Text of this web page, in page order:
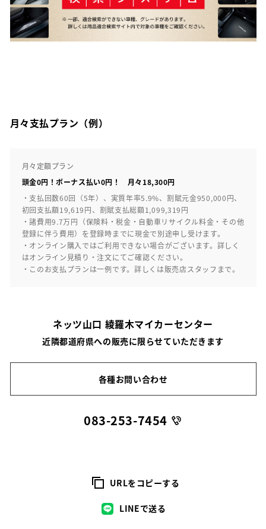
月々支払プラン（例）
月々定額プラン
頭金0円！ボーナス払い0円！ 月々18,300円
・支払回数60回（5年）、実質年率5.9%、割賦元金950,000円、
初回支払額19,619円、割賦支払総額1,099,319円
・諸費用9.7万円（保険料・税金・自動車リサイクル料金・その他
登録に伴う費用）を登録時までに現金で別途申し受けます。
・オンライン購入ではご利用できない場合がございます。詳しく
はオンライン見積り・注文にてご確認ください。
・このお支払プランは一例です。詳しくは販売店スタッフまで。
ネッツ山口 綾羅木マイカーセンター
近隣都道府県への販売に限らせていただきます
各種お問い合わせ
083-253-7454
URLをコピーする
LINEで送る